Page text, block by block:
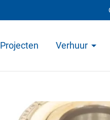
Projecten Verhuur